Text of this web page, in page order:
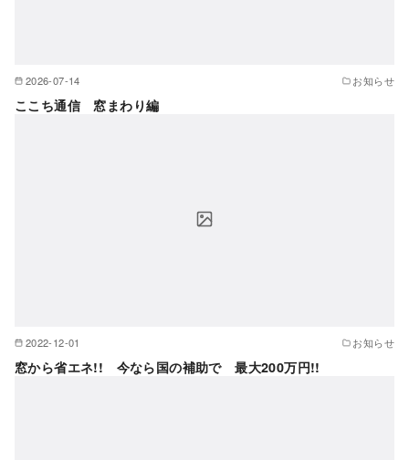
2026-07-14 お知らせ
ここち通信 窓まわり編
2022-12-01 お知らせ
窓から省エネ!! 今なら国の補助で 最大200万円!!